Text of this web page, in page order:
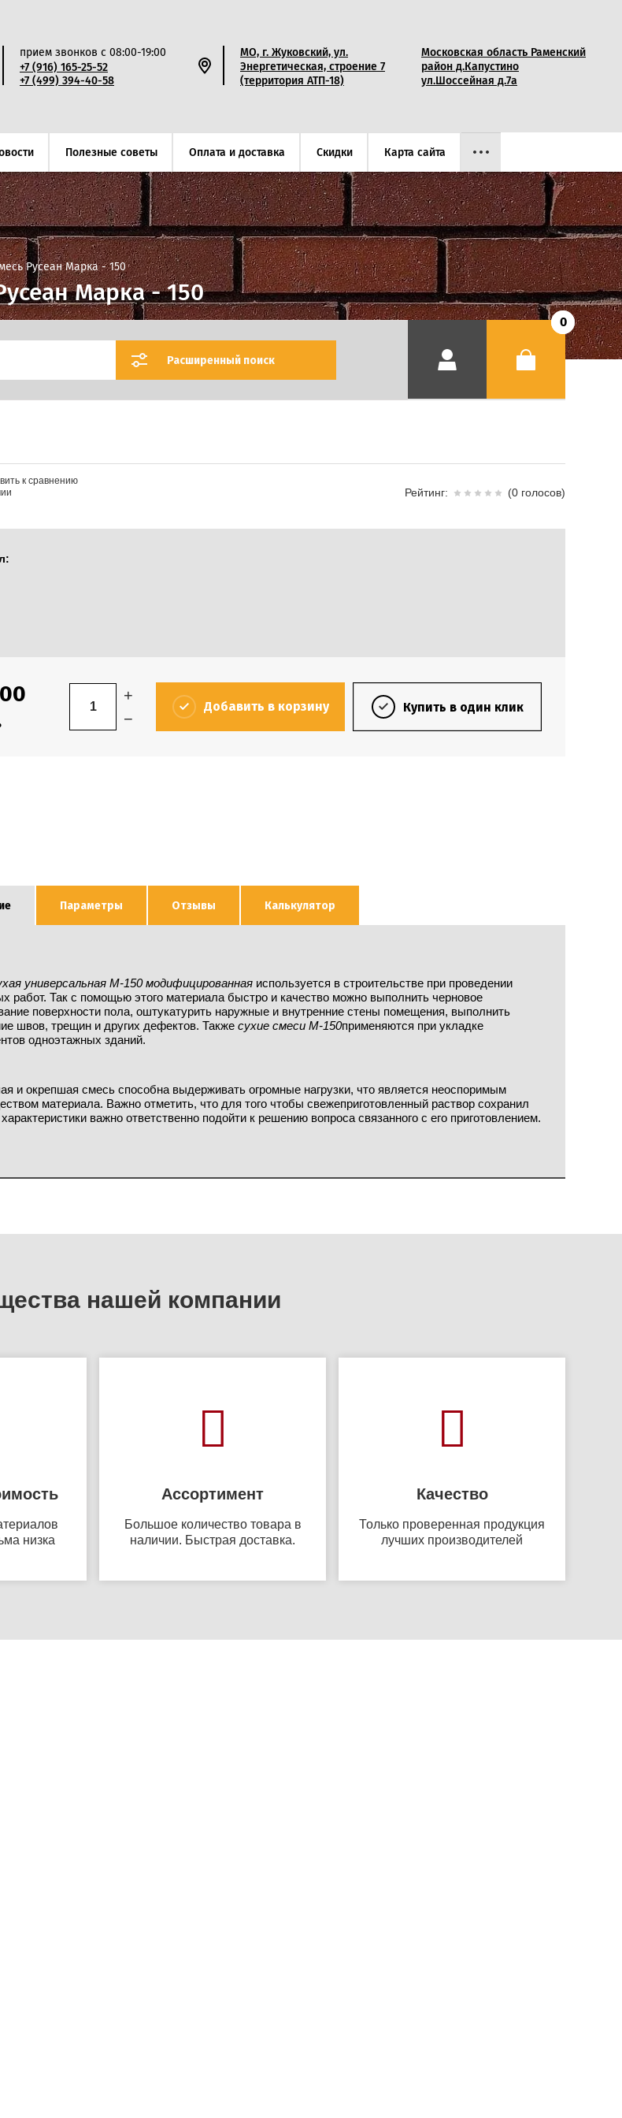
прием звонков с 08:00-19:00
+7 (916) 165-25-52
+7 (499) 394-40-58
МО, г. Жуковский, ул.
Энергетическая, строение 7
(территория АТП-18)
Московская область Раменский
район д.Капустино
ул.Шоссейная д.7а
Полезные советы Оплата и доставка Скидки Карта сайта
Русеан Марка - 150
Марка - 150
Расширенный поиск
0
к сравнению
Рейтинг: (0 голосов)
−
+
Добавить в корзину Купить в один клик
Параметры Отзывы Калькулятор
универсальная М-150 модифицированная используется в строительстве при проведении
работ. Так с помощью этого материала быстро и качество можно выполнить черновое
поверхности пола, оштукатурить наружные и внутренние стены помещения, выполнить
швов, трещин и других дефектов. Также сухие смеси М-150применяются при укладке
одноэтажных зданий.
и окрепшая смесь способна выдерживать огромные нагрузки, что является неоспоримым
материала. Важно отметить, что для того чтобы свежеприготовленный раствор сохранил
важно ответственно подойти к решению вопроса связанного с его приготовлением.
нашей компании
низка
Ассортимент
Большое количество товара в
наличии. Быстрая доставка.
Качество
Только проверенная продукция
лучших производителей